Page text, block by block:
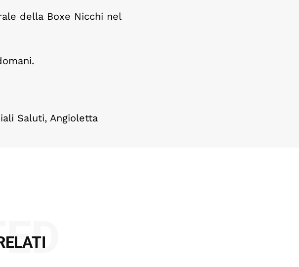
della Boxe Nicchi nel
Saluti, Angioletta